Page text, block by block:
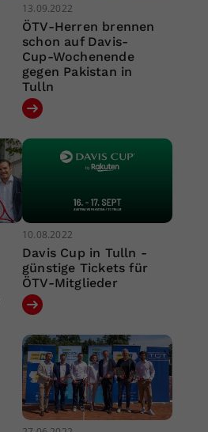
13.09.2022
ÖTV-Herren brennen
schon auf Davis-
Cup-Wochenende
gegen Pakistan in
Tulln
10.08.2022
Davis Cup in Tulln -
günstige Tickets für
ÖTV-Mitglieder